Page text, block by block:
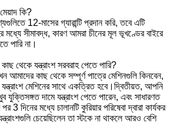
কি?
12-মাসের গ্যারান্টি প্রদান করি, তবে এটি
মধ্যে সীমাবদ্ধ, কারণ আমরা চীনের মূল ভূখণ্ডের বাইরে
পারি না।
থেকে যন্ত্রাংশ সরবরাহ পেতে পারি?
কাছ থেকে সম্পূর্ণ পাত্রে মেশিনগুলি কিনবেন,
মেশিনের সাথে একত্রিত হবে।দ্বিতীয়ত, আপনি
যুক্তিসঙ্গত দামে যন্ত্রাংশ পেতে পারেন, এবং সাধারণত
3 দিনের মধ্যে চালানটি কুরিয়ার পরিষেবা দ্বারা কার্যকর
চেয়েছিলেন তা স্টকে না থাকলে আরও বেশি